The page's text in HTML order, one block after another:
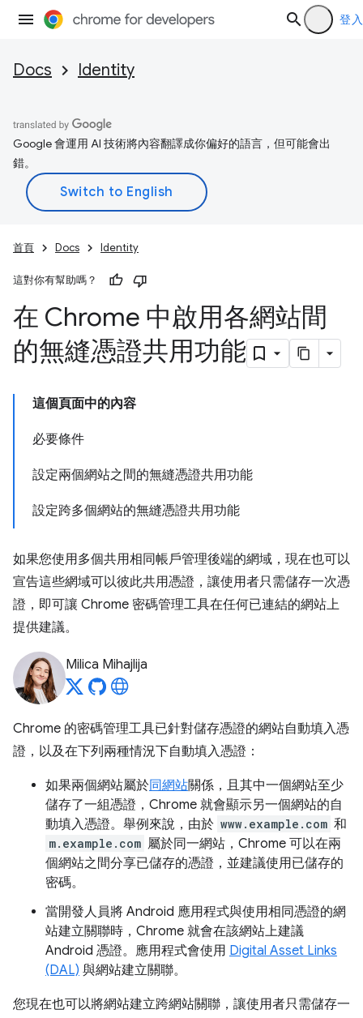
登入
Docs Identity
Google 會運用 AI 技術將內容翻譯成你偏好的語言，但可能會出
錯。
首頁 Docs Identity
這對你有幫助嗎？
在 Chrome 中啟用各網站間
的無縫憑證共用功能
這個頁面中的內容
必要條件
設定兩個網站之間的無縫憑證共用功能
設定跨多個網站的無縫憑證共用功能
如果您使用多個共用相同帳戶管理後端的網域，現在也可以
宣告這些網域可以彼此共用憑證，讓使用者只需儲存一次憑
證，即可讓 Chrome 密碼管理工具在任何已連結的網站上
提供建議。
Milica Mihajlija
Chrome 的密碼管理工具已針對儲存憑證的網站自動填入憑
證，以及在下列兩種情況下自動填入憑證：
如果兩個網站屬於同網站關係，且其中一個網站至少
儲存了一組憑證，Chrome 就會顯示另一個網站的自
動填入憑證。舉例來說，由於 www.example.com 和
m.example.com 屬於同一網站，Chrome 可以在兩
個網站之間分享已儲存的憑證，並建議使用已儲存的
密碼。
當開發人員將 Android 應用程式與使用相同憑證的網
站建立關聯時，Chrome 就會在該網站上建議
Android 憑證。應用程式會使用 Digital Asset Links
(DAL) 與網站建立關聯。
您現在也可以將網站建立跨網站關聯，讓使用者只需儲存一